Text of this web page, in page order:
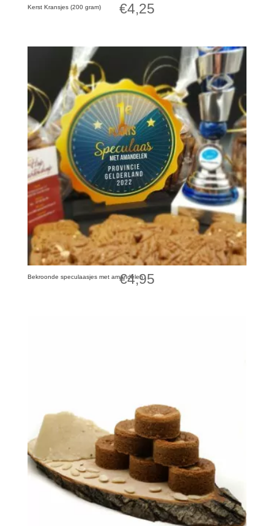
Kerst Kransjes (200 gram) €4,25
Bekroonde speculaasjes met amandelen
€4,95